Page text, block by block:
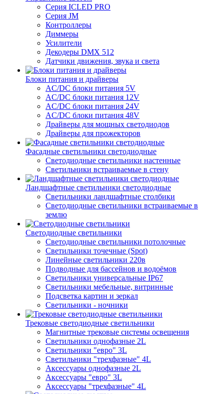
Серия ICLED PRO
Серия JM
Контроллеры
Диммеры
Усилители
Декодеры DMX 512
Датчики движения, звука и света
Блоки питания и драйверы
AC/DC блоки питания 5V
AC/DC блоки питания 12V
AC/DC блоки питания 24V
AC/DC блоки питания 48V
Драйверы для мощных светодиодов
Драйверы для прожекторов
Фасадные светильники светодиодные
Светодиодные светильники настенные
Светильники встраиваемые в стену
Ландшафтные светильники светодиодные
Светильники ландшафтные столбики
Светодиодные светильники встраиваемые в
землю
Светодиодные светильники
Светодиодные светильники потолочные
Светильники точечные (Spot)
Линейные светильники 220в
Подводные для бассейнов и водоёмов
Светильники универсальные IP67
Светильники мебельные, витринные
Подсветка картин и зеркал
Светильники - ночники
Трековые светодиодные светильники
Магнитные трековые системы освещения
Светильники однофазные 2L
Светильники "евро" 3L
Светильники "трехфазные" 4L
Аксессуары однофазные 2L
Аксессуары "евро" 3L
Аксессуары "трехфазные" 4L